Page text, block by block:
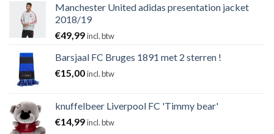
Manchester United adidas presentation jacket
2018/19
€49,99incl. btw
Barsjaal FC Bruges 1891 met 2 sterren !
€15,00incl. btw
knuffelbeer Liverpool FC 'Timmy bear'
€14,99incl. btw